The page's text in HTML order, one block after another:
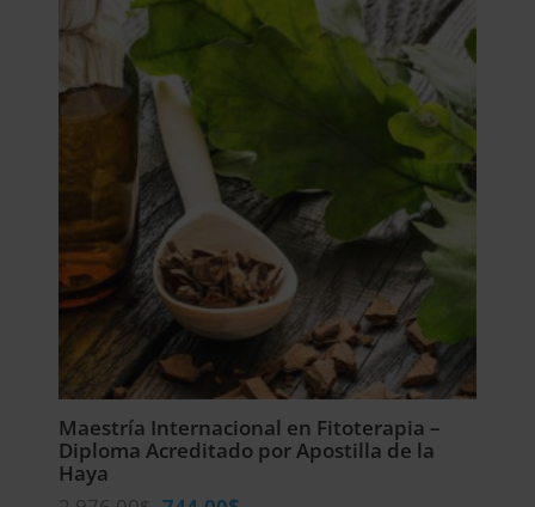
Maestría Internacional en Fitoterapia –
Diploma Acreditado por Apostilla de la
Haya